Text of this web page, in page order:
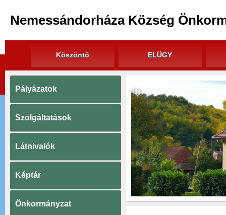
Nemessándorháza Község
Köszöntő ELÜGY
Pályázatok
Szolgáltatások
Látnivalók
Képtár
Önkormányzat